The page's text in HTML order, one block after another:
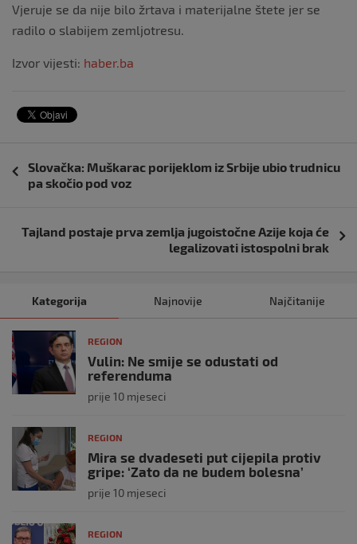
Vjeruje se da nije bilo žrtava i materijalne štete jer se
radilo o slabijem zemljotresu.
Izvor vijesti: haber.ba
objava
Slovačka: Muškarac porijeklom iz Srbije ubio trudnicu
pa skočio pod voz
Tajland postaje prva zemlja jugoistočne Azije koja će
legalizovati istospolni brak
Kategorija Najnovije Najčitanije
REGION
Vulin: Ne smije se odustati od
referenduma
prije 10 mjeseci
REGION
Mira se dvadeseti put cijepila protiv
gripe: ‘Zato da ne budem bolesna’
prije 10 mjeseci
REGION